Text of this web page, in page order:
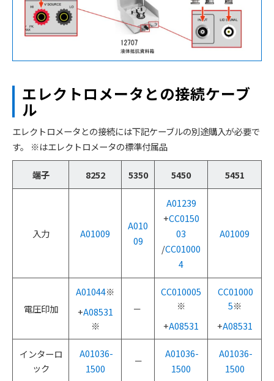
エレクトロメータとの接続ケーブ
ル
エレクトロメータとの接続には下記ケーブルの別途購入が必要で
す。 ※はエレクトロメータの標準付属品
端子 8252 5350 5450 5451
入力 A01009
A010
09
A01239
+CC0150
03
/CC01000
4
A01009
電圧印加
A01044※
+A08531
※
－
CC010005
※
+A08531
CC01000
5※
+A08531
インターロ
ック
A01036-
1500
－
A01036-
1500
A01036-
1500